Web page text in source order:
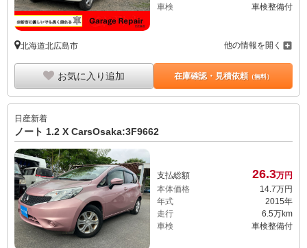
車検
車検整備付
北海道北広島市 他の情報を開く
お気に入り追加 在庫確認・見積依頼（無料）
日産新着
ノート 1.2 X CarsOsaka:3F9662
支払総額 26.3万円
本体価格
14.7万円
年式
2015年
走行
6.5万km
車検
車検整備付